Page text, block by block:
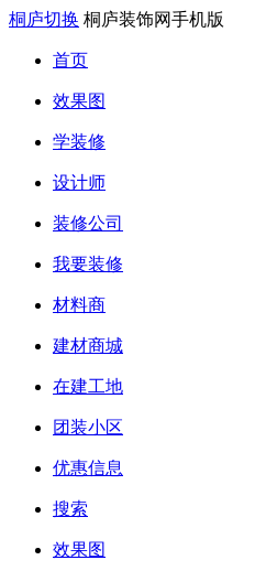
桐庐切换 桐庐装饰网手机版
首页
效果图
学装修
设计师
装修公司
我要装修
材料商
建材商城
在建工地
团装小区
优惠信息
搜索
效果图